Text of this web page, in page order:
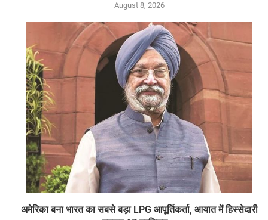
August 8, 2026
अमेरिका बना भारत का सबसे बड़ा LPG आपूर्तिकर्ता, आयात में हिस्सेदारी